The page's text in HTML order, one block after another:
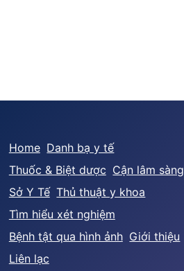
Home Danh bạ y tế
Thuốc & Biệt dược Cận lâm sàng
Sở Y Tế Thủ thuật y khoa
Tìm hiểu xét nghiệm
Bệnh tật qua hình ảnh Giới thiệu
Liên lạc